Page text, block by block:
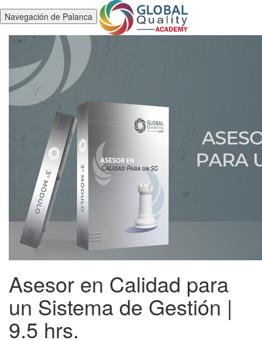
Navegación de Palanca
Asesor en Calidad para
un Sistema de Gestión |
9.5 hrs.